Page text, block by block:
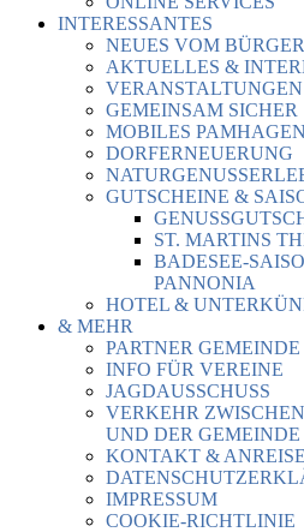
INTERESSANTES
NEUES VOM
AKTUELLES &
VERANSTALTUNGEN
GEMEINSAM SICHER
MOBILES PAMHAGEN
DORFERNEUERUNG
GUTSCHEINE &
ST. MARTINS
BADESEE-
PANNONIA
HOTEL &
& MEHR
PARTNER
INFO FÜR VEREINE
JAGDAUSSCHUSS
VERKEHR
UND DER
KONTAKT & ANREISE
IMPRESSUM
COOKIE-RICHTLINIE